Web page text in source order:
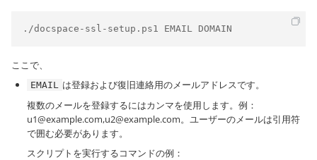
./docspace-ssl-setup.ps1 EMAIL DOMAIN
ここで、
EMAIL は登録および復旧連絡用のメールアドレスです。
複数のメールを登録するにはカンマを使用します。例：
u1@example.com,u2@example.com。ユーザーのメールは引用符
で囲む必要があります。
スクリプトを実行するコマンドの例：